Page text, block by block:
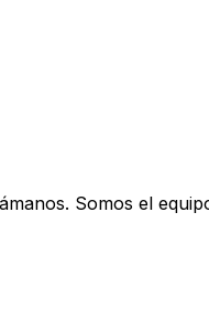
Somos el